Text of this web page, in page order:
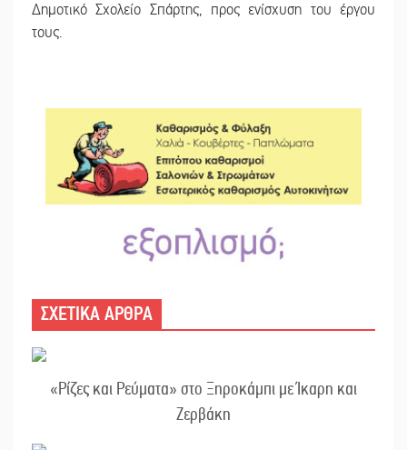
Δημοτικό Σχολείο Σπάρτης, προς ενίσχυση του έργου
τους.
ΣΧΕΤΙΚΑ ΑΡΘΡΑ
«Ρίζες και Ρεύματα» στο Ξηροκάμπι με Ίκαρη και
Ζερβάκη